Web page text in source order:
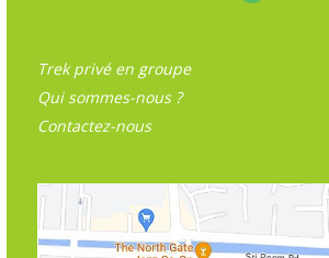
Trek privé en groupe
Qui sommes-nous ?
Contactez-nous